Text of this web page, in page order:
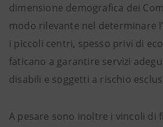
dimensione demografica dei
modo rilevante nel determinare
i piccoli centri, spesso privi di
faticano a garantire servizi
disabili e soggetti a rischio
A pesare sono inoltre i vincoli di